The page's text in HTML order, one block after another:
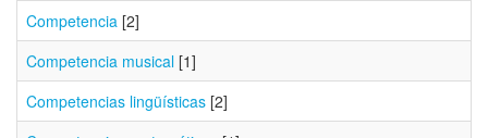
Competencia [2]
Competencia musical [1]
Competencias lingüísticas [2]